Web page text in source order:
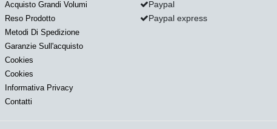
Acquisto Grandi Volumi
Reso Prodotto
Metodi Di Spedizione
Garanzie Sull'acquisto
Cookies
Cookies
Informativa Privacy
Contatti
Paypal
Paypal express